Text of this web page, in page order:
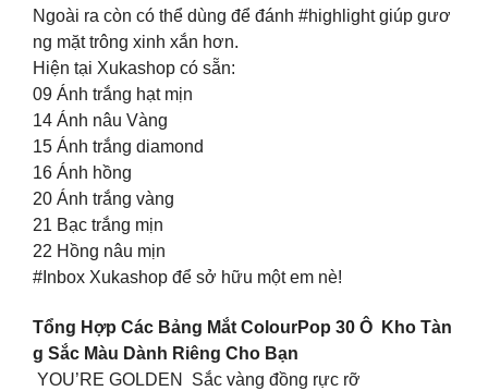
Ngoài ra còn có thể dùng để đánh #highlight giúp gươ
ng mặt trông xinh xắn hơn.
Hiện tại Xukashop có sẵn:
09 Ánh trắng hạt mịn
14 Ánh nâu Vàng
15 Ánh trắng diamond
16 Ánh hồng
20 Ánh trắng vàng
21 Bạc trắng mịn
22 Hồng nâu mịn
#Inbox Xukashop để sở hữu một em nè!
Tổng Hợp Các Bảng Mắt ColourPop 30 Ô Kho Tàn
g Sắc Màu Dành Riêng Cho Bạn
YOU’RE GOLDEN Sắc vàng đồng rực rỡ